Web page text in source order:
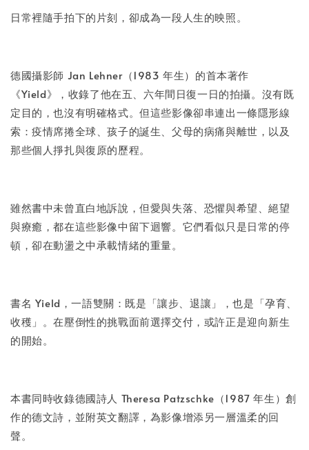
NT$ 50
- +
加入購物車
日常裡隨手拍下的片刻，卻成為一段人生的映照。
德國攝影師 Jan Lehner（1983 年生）的首本著作
《Yield》，收錄了他在五、六年間日復一日的拍攝。沒有既
定目的，也沒有明確格式。但這些影像卻串連出一條隱形線
索：疫情席捲全球、孩子的誕生、父母的病痛與離世，以及
那些個人掙扎與復原的歷程。
雖然書中未曾直白地訴說，但愛與失落、恐懼與希望、絕望
與療癒，都在這些影像中留下迴響。它們看似只是日常的停
頓，卻在動盪之中承載情緒的重量。
書名 Yield，一語雙關：既是「讓步、退讓」，也是「孕育、
收穫」。在壓倒性的挑戰面前選擇交付，或許正是迎向新生
的開始。
本書同時收錄德國詩人 Theresa Patzschke（1987 年生）創
作的德文詩，並附英文翻譯，為影像增添另一層溫柔的回
聲。